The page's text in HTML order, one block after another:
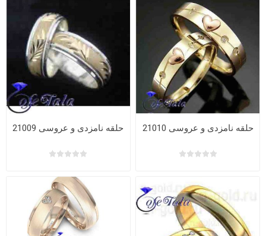
حلقه نامزدی و عروسی 21009 حلقه نامزدی و عروسی 21010